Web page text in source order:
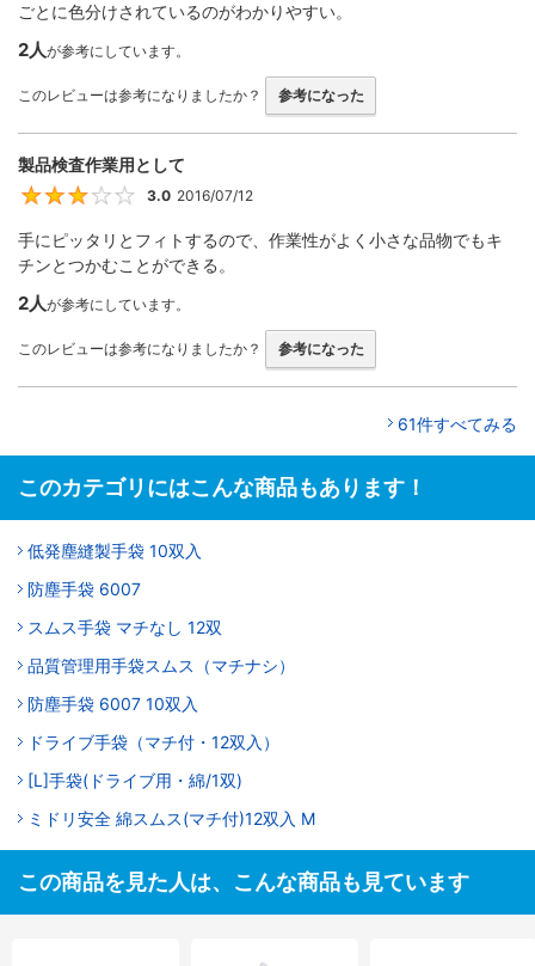
ごとに色分けされているのがわかりやすい。
2人が参考にしています。
このレビューは参考になりましたか？ 参考になった
製品検査作業用として
3
3.0 2016/07/12
手にピッタリとフィトするので、作業性がよく小さな品物でもキ
チンとつかむことができる。
2人が参考にしています。
このレビューは参考になりましたか？ 参考になった
61件すべてみる
このカテゴリにはこんな商品もあります！
低発塵縫製手袋 10双入
防塵手袋 6007
スムス手袋 マチなし 12双
品質管理用手袋スムス（マチナシ）
防塵手袋 6007 10双入
ドライブ手袋（マチ付・12双入）
[L]手袋(ドライブ用・綿/1双)
ミドリ安全 綿スムス(マチ付)12双入 M
この商品を見た人は、こんな商品も見ています